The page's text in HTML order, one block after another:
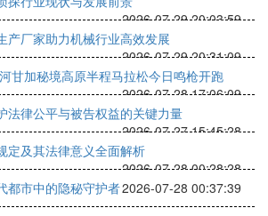
2026-07-29 20:03:59
产厂家助力机械行业高效发展
2026-07-29 20:31:09
甘加秘境高原半程马拉松今日鸣枪开跑
2026-07-28 17:06:09
法律公平与被告权益的关键力量
2026-07-27 15:45:28
定及其法律意义全面解析
2026-07-28 00:28:28
都市中的隐秘守护者2026-07-28 00:37:39